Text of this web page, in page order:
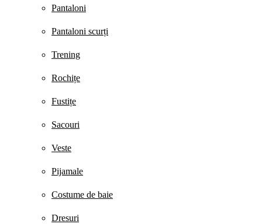
Pantaloni
Pantaloni scurți
Trening
Rochițe
Fustițe
Sacouri
Veste
Pijamale
Costume de baie
Dresuri